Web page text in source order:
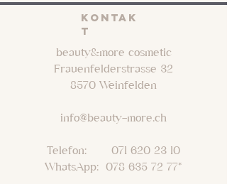
KONTAK
T
beauty&more cosmetic
Frauenfelderstrasse 32
8570 Weinfelden
info@beauty-more.ch
Telefon: 071 620 23 10
WhatsApp: 078 635 72 77*